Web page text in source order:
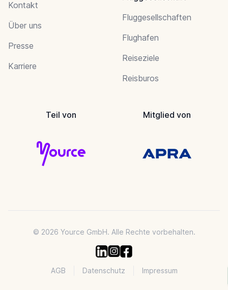
Kontakt
Über uns
Presse
Karriere
Fluggesellschaften
Flughafen
Reiseziele
Reisburos
Teil von Mitglied von
© 2026 Yource GmbH. Alle Rechte vorbehalten.
AGB Datenschutz Impressum